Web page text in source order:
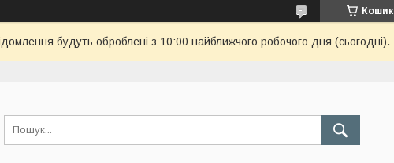
Кошик
будуть оброблені з 10:00 найближчого робочого дня (сьогодні).